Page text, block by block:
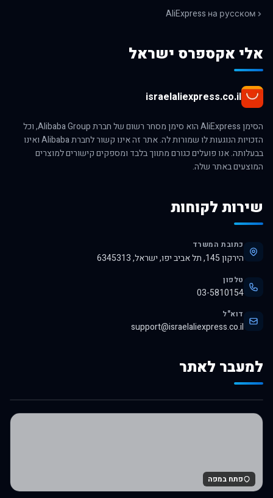
AliExpress на русском
אלי אקספרס ישראל
israelaliexpress.co.il
הסימן AliExpress הוא סימן מסחר רשום של חברת Alibaba Group, וכל
הזכויות הנוגעות לו שמורות לה. אתר זה אינו קשור לחברת Alibaba ואינו
בבעלותה. אנו פועלים כגורם מתווך בלבד ומספקים קישורים למוצרים
המוצעים באתר שלה.
שירות לקוחות
כתובת המשרד
הירקון 145, תל אביב יפו, ישראל, 6345313
טלפון
03-5810154
דוא"ל
support@israelaliexpress.co.il
למעבר לאתר
לרכישה באלי אקספרס
פתח במפה